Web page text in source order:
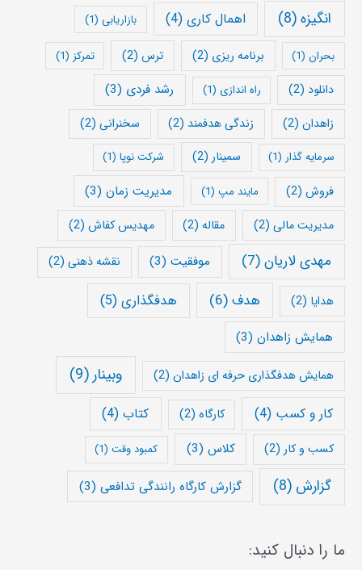
انگیزه(8) اهمال کاری (4) بازاریابی (1)
بحران(1) برنامه ریزی (2) ترس(2) تمرکز (1)
دانلود(2) راه اندازی (1) رشد فردی (3)
زاهدان(2) زندگی هدفمند (2) سخنرانی (2)
سرمایه گذار(1) سمینار (2) شرکت نوپا(1)
فروش(2) مایند مپ (1) مدیریت زمان(3)
مدیریت مالی(2) مقاله(2) مهدیس کفاش (2)
مهدی لاریان(7) موفقیت(3) نقشه ذهنی (2)
هدایا (2) هدف(6) هدفگذاری(5)
همایش زاهدان(3)
همایش هدفگذاری حرفه ای زاهدان(2) وبینار (9)
کار و کسب (4) کارگاه (2) کتاب(4)
کسب و کار(2) کلاس (3) کمبود وقت(1)
گزارش (8) گزارش کارگاه رانندگی تدافعی (3)
ما را دنبال کنید: